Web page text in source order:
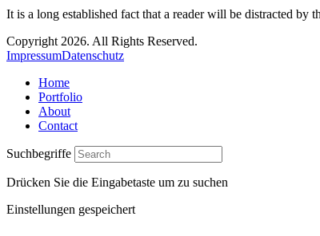
It is a long established fact that a reader will be distracted by
Copyright 2026. All Rights Reserved.
ImpressumDatenschutz
Home
Portfolio
About
Contact
Suchbegriffe
Drücken Sie die Eingabetaste um zu suchen
Einstellungen gespeichert